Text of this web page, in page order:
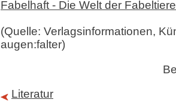
Fabelhaft - Die Welt der Fabeltiere
(Quelle: Verlagsinformationen,
augen:falter)
Literatur